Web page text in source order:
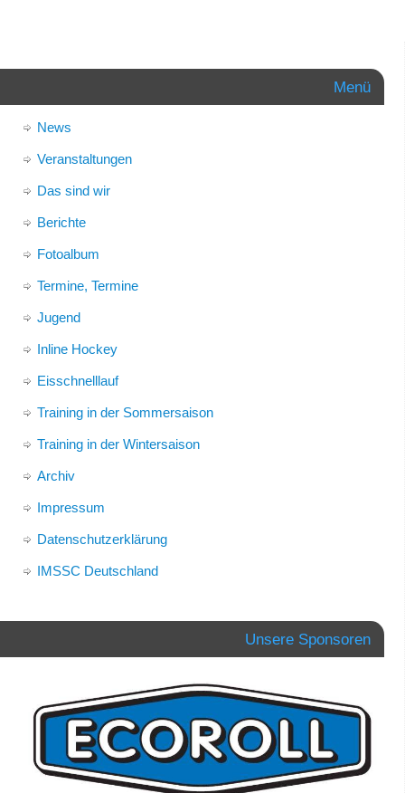
Menü
News
Veranstaltungen
Das sind wir
Berichte
Fotoalbum
Termine, Termine
Jugend
Inline Hockey
Eisschnelllauf
Training in der Sommersaison
Training in der Wintersaison
Archiv
Impressum
Datenschutzerklärung
IMSSC Deutschland
Unsere Sponsoren